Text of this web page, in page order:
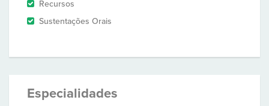
Recursos
Sustentações Orais
Especialidades